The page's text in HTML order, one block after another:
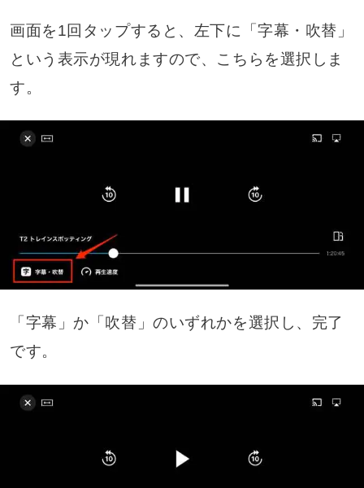
画面を1回タップすると、左下に「字幕・吹替」
という表示が現れますので、こちらを選択しま
す。
「字幕」か「吹替」のいずれかを選択し、完了
です。